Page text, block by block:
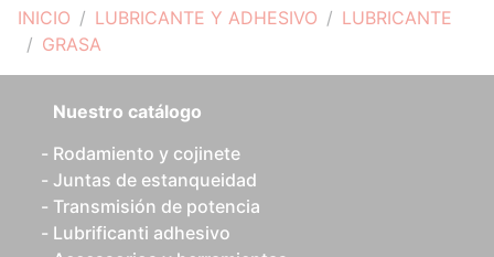
INICIO LUBRICANTE Y ADHESIVO
LUBRICANTE
GRASA
Nuestro catálogo
Rodamiento y cojinete
Juntas de estanqueidad
Transmisión de potencia
Lubrificanti adhesivo